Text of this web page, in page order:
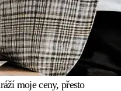
moje ceny, přesto